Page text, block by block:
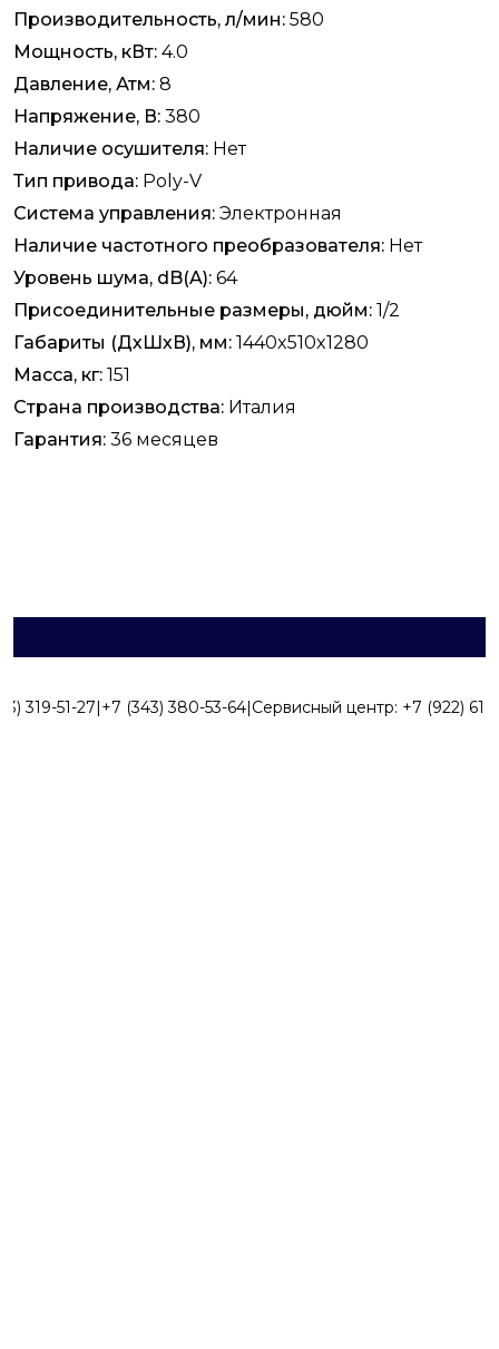
Производительность, л/мин: 580
Мощность, кВт: 4.0
Давление, Атм: 8
Напряжение, В: 380
Наличие осушителя: Нет
Тип привода: Poly-V
Система управления: Электронная
Наличие частотного преобразователя: Нет
Уровень шума, dB(A): 64
Присоединительные размеры, дюйм: 1/2
Габариты (ДхШхВ), мм: 1440x510x1280
Масса, кг: 151
Страна производства: Италия
Гарантия: 36 месяцев
319-51-27|+7 (343) 380-53-64|Сервисный центр: +7 (922)